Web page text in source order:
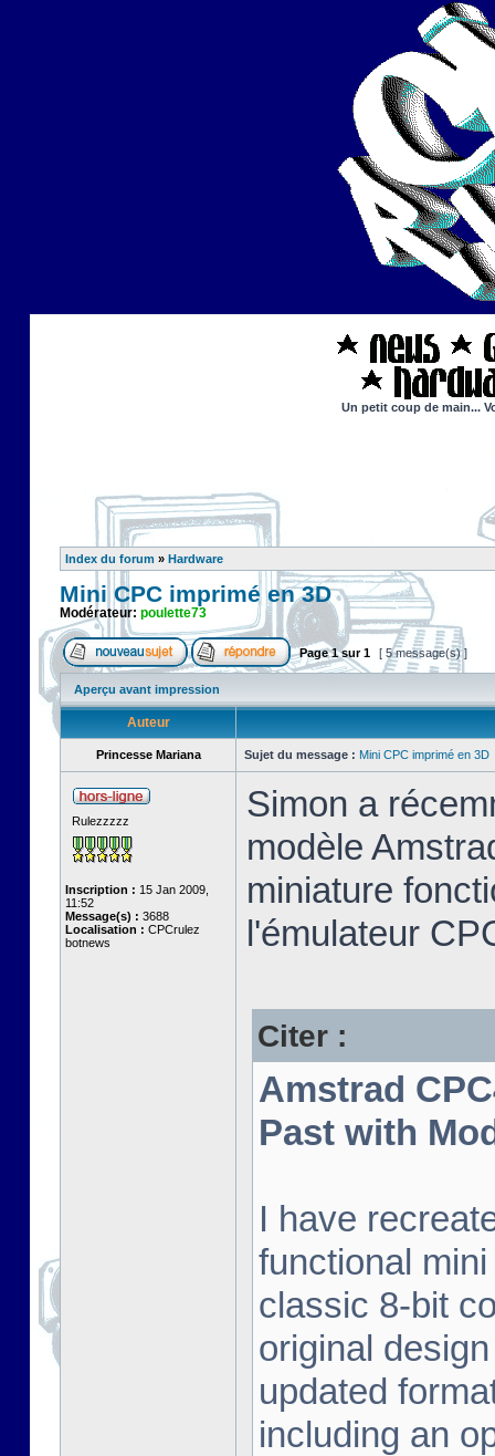
Un petit coup de main...
Index du forum » Hardware
Mini CPC imprimé en 3D
Modérateur: poulette73
Page1sur1 [ 5 message(s) ]
Aperçu avant impression
Auteur
Princesse Mariana Sujet du message : Mini CPC imprimé en 3D
Rulezzzzz
Inscription : 15 Jan 2009,
11:52
Message(s) : 3688
Localisation : CPCrulez
botnews
Simon a
modèle
miniature
l'émulateur
Citer :
Amstrad
Past with
I have
functional
classic 8-bit
original
updated
including an